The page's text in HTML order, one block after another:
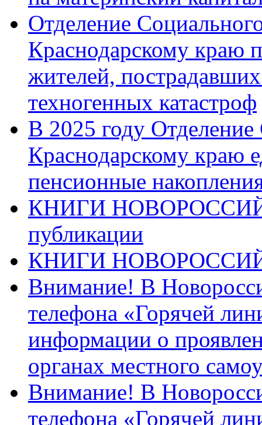
Отделение
Краснодарскому краю
жителей,
техногенных катастроф
В 2025 году
Краснодарскому краю
пенсионные
КНИГИ
публикации
КНИГИ
Внимание! В
телефона «Горячей
информации о
органах местного
Внимание! В
телефона «Горячей